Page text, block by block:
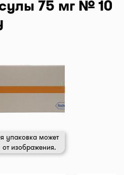
75 мг № 10
упаковка может
от изображения.